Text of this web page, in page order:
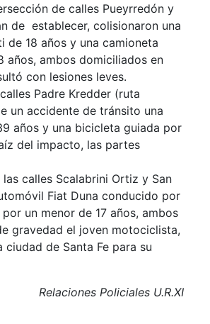
de calles Pueyrredón y
de establecer, colisionaron una
de 18 años y una camioneta
años, ambos domiciliados en
con lesiones leves.
Padre Kredder (ruta
un accidente de tránsito una
años y una bicicleta guiada por
del impacto, las partes
calles Scalabrini Ortiz y San
Fiat Duna conducido por
un menor de 17 años, ambos
gravedad el joven motociclista,
de Santa Fe para su
Relaciones Policiales U.R.XI